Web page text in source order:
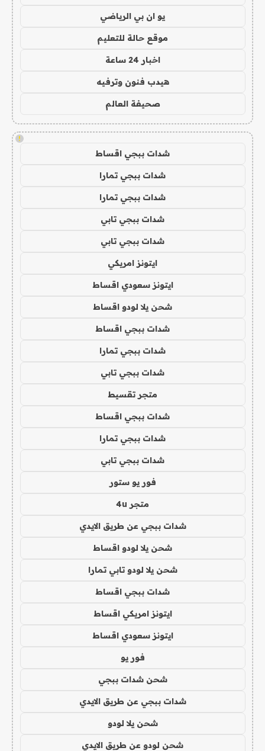
يو ان بي الرياضي
موقع حالة للتعليم
اخبار 24 ساعة
هيدب فنون وترفيه
صحيفة العالم
!
شدات ببجي اقساط
شدات ببجي تمارا
شدات ببجي تمارا
شدات ببجي تابي
شدات ببجي تابي
ايتونز امريكي
ايتونز سعودي اقساط
شحن يلا لودو اقساط
شدات ببجي اقساط
شدات ببجي تمارا
شدات ببجي تابي
متجر تقسيط
شدات ببجي اقساط
شدات ببجي تمارا
شدات ببجي تابي
فور يو ستور
متجر 4u
شدات ببجي عن طريق الايدي
شحن يلا لودو اقساط
شحن يلا لودو تابي تمارا
شدات ببجي اقساط
ايتونز امريكي اقساط
ايتونز سعودي اقساط
فور يو
شحن شدات ببجي
شدات ببجي عن طريق الايدي
شحن يلا لودو
شحن لودو عن طريق الايدي